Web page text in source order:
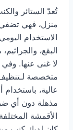
تُعدّ الستائر
منزل، فهي تضفي
الاستخدام
البقع،
لا غنى عنها.
متخصصة لـتنظيف
عالية، باستخدام
مذهلة دون أي
الأقمشة